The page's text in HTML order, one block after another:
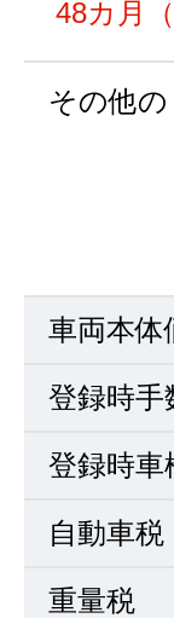
48カ月
その他
車両本体
登録時手
登録時車
自動車税
重量税